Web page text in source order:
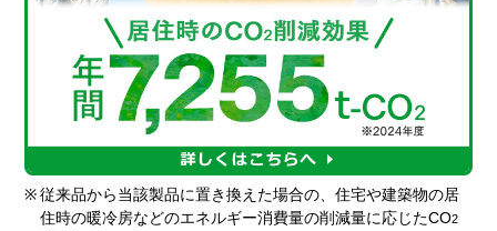
※ 従来品から当該製品に置き換えた場合の、住宅や建築物の居
住時の暖冷房などのエネルギー消費量の削減量に応じたCO2